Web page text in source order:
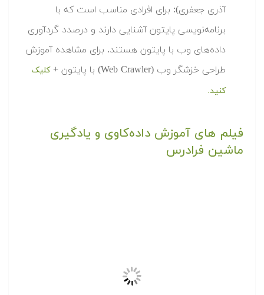
آذری جعفری): برای افرادی مناسب است که با
برنامه‌نویسی پایتون آشنایی دارند و درصدد گردآوری
داده‌های وب با پایتون هستند. برای مشاهده آموزش
طراحی خزشگر وب (Web Crawler) با پایتون +
کلیک
کنید.
فیلم های آموزش داده‌کاوی و یادگیری
ماشین فرادرس